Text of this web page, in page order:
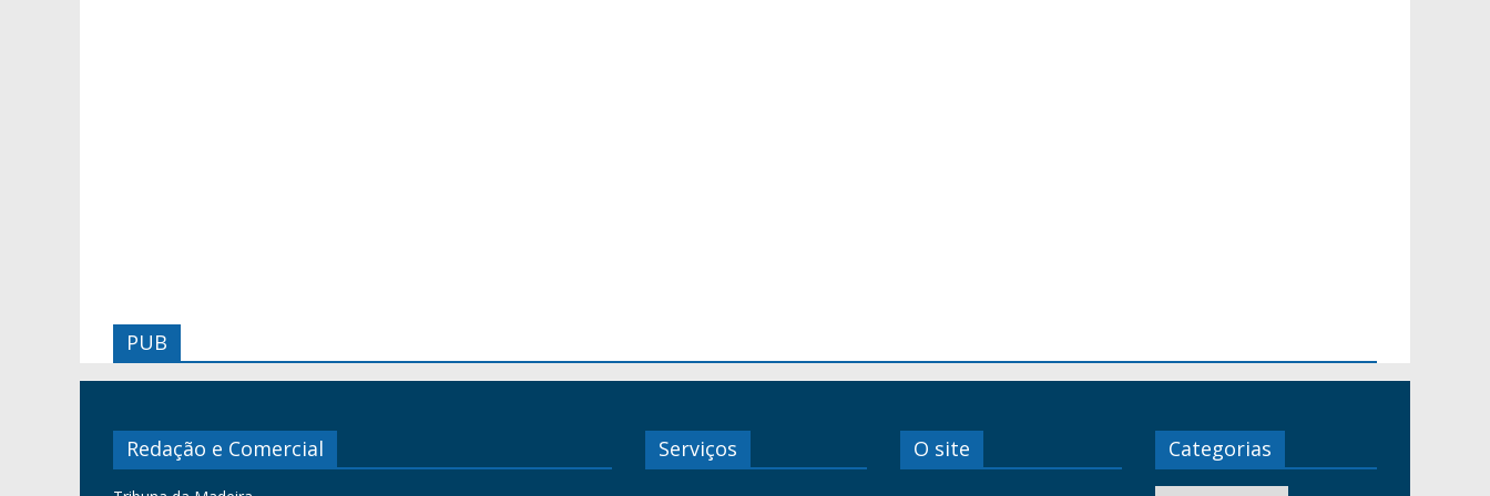
PUB
Redação e Comercial Serviços O site Categorias